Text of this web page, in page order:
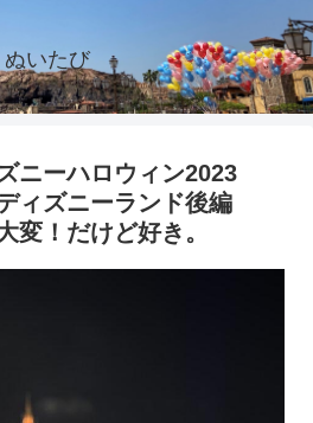
ぬいたび
ニーハロウィン2023
ィズニーランド後編
変！だけど好き。